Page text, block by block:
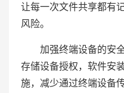
让每一次文件共享都有
风险。
加强终端设备的安
存储设备授权，软件安
施，减少通过终端设备